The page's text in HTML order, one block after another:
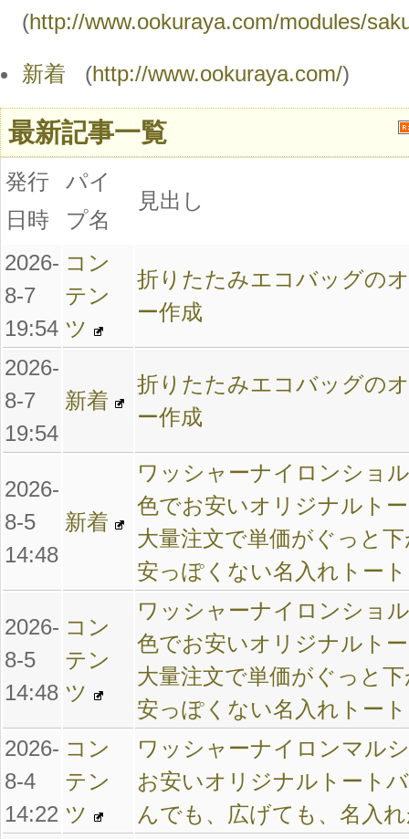
(http://www.ookuraya.com/modules/
新着 (http://www.ookuraya.com/)
最新記事一覧
発行
日時
パイ
プ名
見出し
2026-
8-7
19:54
コン
テン
ツ
折りたたみエコバッグの
ー作成
2026-
8-7
19:54
新着
折りたたみエコバッグの
ー作成
2026-
8-5
14:48
新着
ワッシャーナイロンショ
色でお安いオリジナルト
大量注文で単価がぐっと
安っぽくない名入れトート
2026-
8-5
14:48
コン
テン
ツ
ワッシャーナイロンショ
色でお安いオリジナルト
大量注文で単価がぐっと
安っぽくない名入れトート
2026-
8-4
14:22
コン
テン
ツ
ワッシャーナイロンマル
お安いオリジナルトート
んでも、広げても、名入